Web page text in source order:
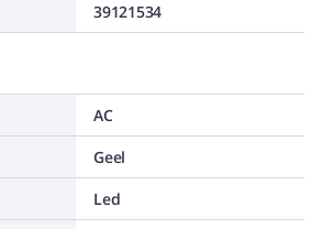
39121534
AC
Geel
Led